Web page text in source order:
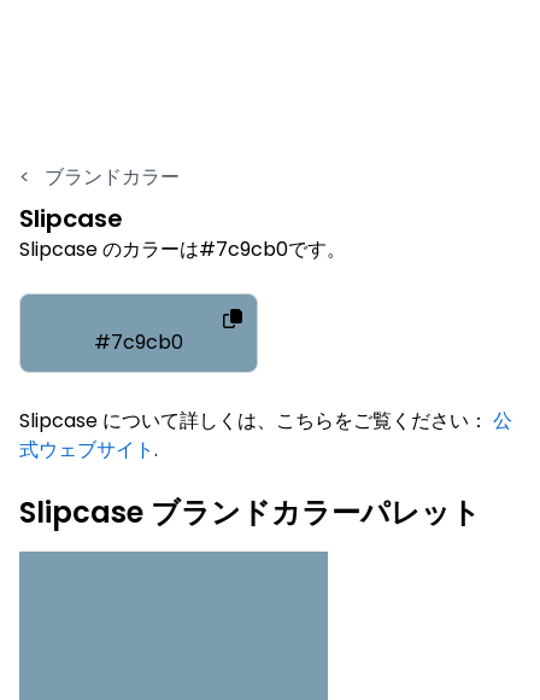
< ブランドカラー
Slipcase
Slipcase のカラーは#7c9cb0です。
#7c9cb0
Slipcase について詳しくは、こちらをご覧ください： 公
式ウェブサイト.
Slipcase ブランドカラーパレット